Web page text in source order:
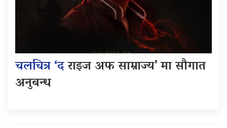
चलचित्र ‘दराइज अफ साम्राज्य’ मा सौगात
अनुबन्ध